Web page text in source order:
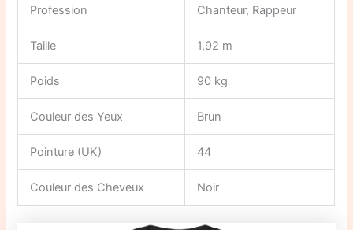
Profession Chanteur, Rappeur
Taille 1,92 m
Poids 90 kg
Couleur des Yeux Brun
Pointure (UK) 44
Couleur des Cheveux Noir